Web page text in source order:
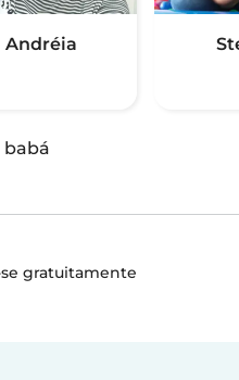
Andréia
babá
gratuitamente